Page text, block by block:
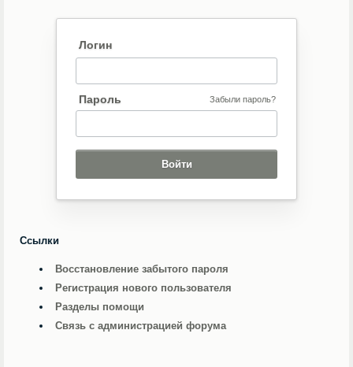
Логин
Пароль Забыли пароль?
Ссылки
Восстановление забытого пароля
Регистрация нового пользователя
Разделы помощи
Связь с администрацией форума